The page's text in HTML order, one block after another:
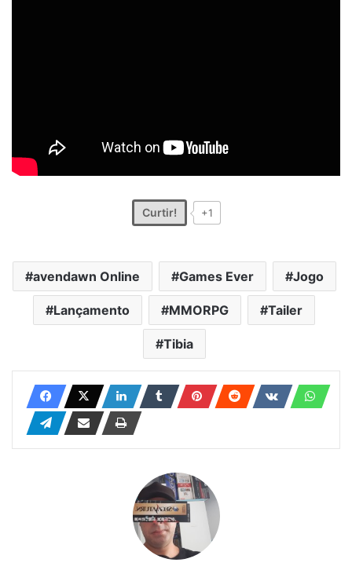
Curtir! +1
avendawn Online Games Ever Jogo
Lançamento MMORPG Tailer
Tibia